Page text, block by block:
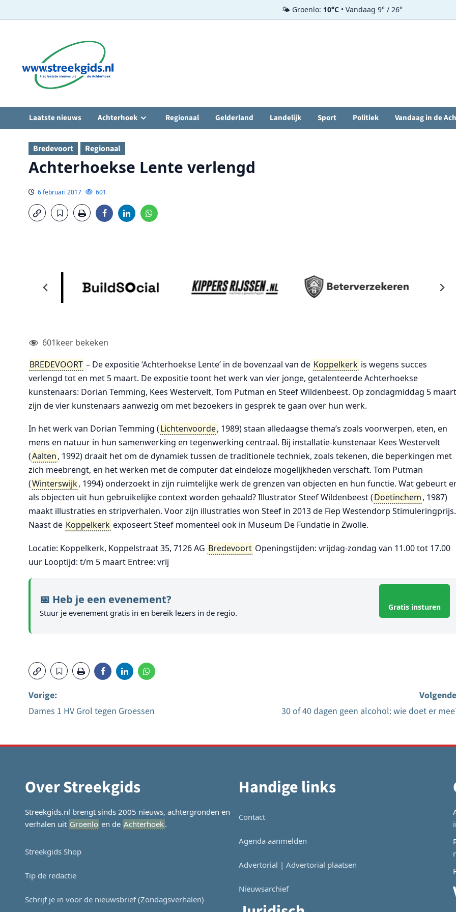
🌤️ Groenlo: 10°C • Vandaag 9° / 26°
inhoud
Laatste nieuws Achterhoek Regionaal Gelderland Landelijk Sport Politiek Vandaag in de
Bredevoort Regionaal
Achterhoekse Lente verlengd
6 februari 2017 601
601keer bekeken
BREDEVOORT – De expositie ‘Achterhoekse Lente’ in de bovenzaal van de Koppelkerk is wegens succes
verlengd tot en met 5 maart. De expositie toont het werk van vier jonge, getalenteerde Achterhoekse
kunstenaars: Dorian Temming, Kees Westervelt, Tom Putman en Steef Wildenbeest. Op zondagmiddag 5 maart
zijn de vier kunstenaars aanwezig om met bezoekers in gesprek te gaan over hun werk.
In het werk van Dorian Temming (Lichtenvoorde, 1989) staan alledaagse thema’s zoals voorwerpen, eten, en
mens en natuur in hun samenwerking en tegenwerking centraal. Bij installatie-kunstenaar Kees Westervelt
(Aalten, 1992) draait het om de dynamiek tussen de traditionele techniek, zoals tekenen, die beperkingen met
zich meebrengt, en het werken met de computer dat eindeloze mogelijkheden verschaft. Tom Putman
(Winterswijk, 1994) onderzoekt in zijn ruimtelijke werk de grenzen van objecten en hun functie. Wat gebeurt
als objecten uit hun gebruikelijke context worden gehaald? Illustrator Steef Wildenbeest (Doetinchem, 1987)
maakt illustraties en stripverhalen. Voor zijn illustraties won Steef in 2013 de Fiep Westendorp Stimuleringprijs.
Naast de Koppelkerk exposeert Steef momenteel ook in Museum De Fundatie in Zwolle.
Locatie: Koppelkerk, Koppelstraat 35, 7126 AG Bredevoort Openingstijden: vrijdag-zondag van 11.00 tot 17.00
uur Looptijd: t/m 5 maart Entree: vrij
📅 Heb je een evenement?
Stuur je evenement gratis in en bereik lezers in de regio.
Gratis insturen
navigatie
Vorige:
Dames 1 HV Grol tegen Groessen
30 of 40 dagen geen alcohol: wie doet er
Over Streekgids
Streekgids.nl brengt sinds 2005 nieuws, achtergronden en
verhalen uit Groenlo en de Achterhoek.
Streekgids Shop
Tip de redactie
Schrijf je in voor de nieuwsbrief (Zondagsverhalen)
Handige links
Contact
Agenda aanmelden
Advertorial | Advertorial plaatsen
Nieuwsarchief